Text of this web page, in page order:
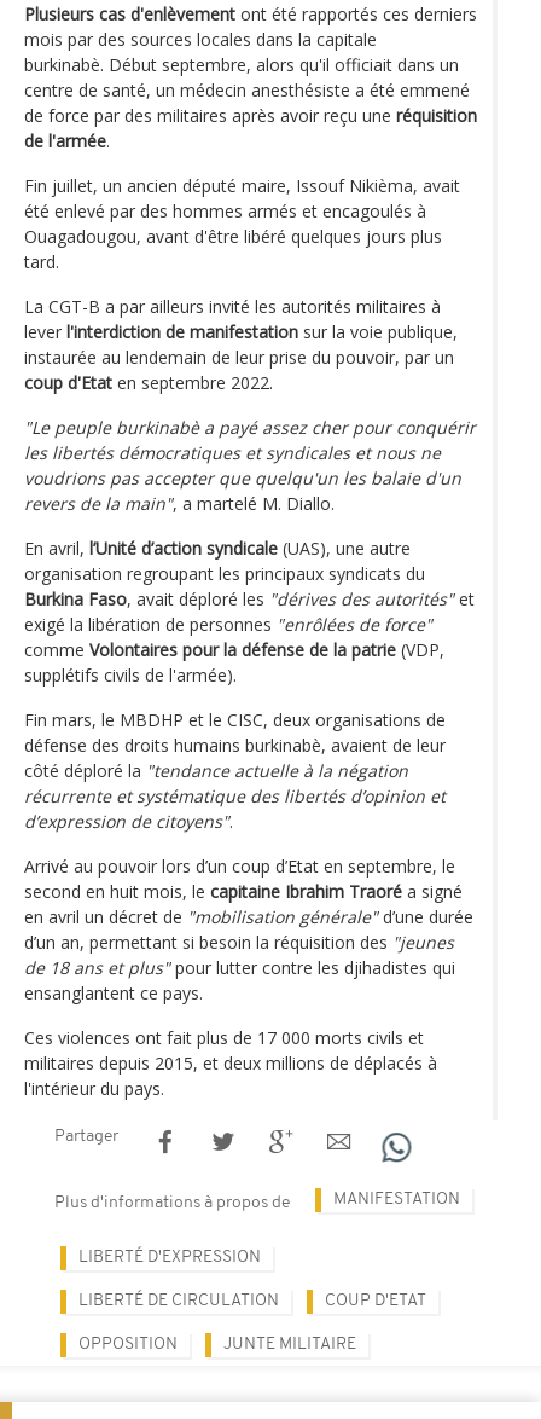
Plusieurs cas d'enlèvement ont été rapportés ces derniers
mois par des sources locales dans la capitale
burkinabè. Début septembre, alors qu'il officiait dans un
centre de santé, un médecin anesthésiste a été emmené
de force par des militaires après avoir reçu une réquisition
de l'armée.
Fin juillet, un ancien député maire, Issouf Nikièma, avait
été enlevé par des hommes armés et encagoulés à
Ouagadougou, avant d'être libéré quelques jours plus
tard.
La CGT-B a par ailleurs invité les autorités militaires à
lever l'interdiction de manifestation sur la voie publique,
instaurée au lendemain de leur prise du pouvoir, par un
coup d'Etat en septembre 2022.
"Le peuple burkinabè a payé assez cher pour conquérir
les libertés démocratiques et syndicales et nous ne
voudrions pas accepter que quelqu'un les balaie d'un
revers de la main", a martelé M. Diallo.
En avril, l’Unité d’action syndicale (UAS), une autre
organisation regroupant les principaux syndicats du
Burkina Faso, avait déploré les "dérives des autorités"et
exigé la libération de personnes "enrôlées de force"
comme Volontaires pour la défense de la patrie (VDP,
supplétifs civils de l'armée).
Fin mars, le MBDHP et le CISC, deux organisations de
défense des droits humains burkinabè, avaient de leur
côté déploré la "tendance actuelle à la négation
récurrente et systématique des libertés d’opinion et
d’expression de citoyens".
Arrivé au pouvoir lors d’un coup d’Etat en septembre, le
second en huit mois, le capitaine Ibrahim Traoré a signé
en avril un décret de "mobilisation générale"d’une durée
d’un an, permettant si besoin la réquisition des "jeunes
de 18 ans et plus"pour lutter contre les djihadistes qui
ensanglantent ce pays.
Ces violences ont fait plus de 17 000 morts civils et
militaires depuis 2015, et deux millions de déplacés à
l'intérieur du pays.
Partager
Plus d'informations à propos de MANIFESTATION
LIBERTÉ D'EXPRESSION
LIBERTÉ DE CIRCULATION COUP D'ETAT
OPPOSITION JUNTE MILITAIRE